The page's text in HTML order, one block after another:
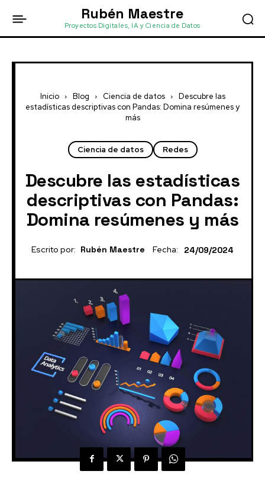
Rubén Maestre
Proyectos Digitales, IA y Ciencia de Datos
Inicio Blog Ciencia de datos
Descubre las
estadísticas descriptivas con Pandas: Domina resúmenes y
más
Ciencia de datos Redes
Descubre las estadísticas
descriptivas con Pandas:
Domina resúmenes y más
Escrito por: Rubén Maestre Fecha: 24/09/2024